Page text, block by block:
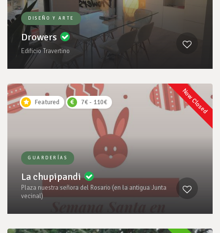
DISEÑO Y ARTE
Drowers
Edificio Travertino
Featured 7€ - 110€ Now Closed
GUARDERÍAS
La chupipandi
Plaza nuestra señora del Rosario (en la antigua Junta
vecinal)